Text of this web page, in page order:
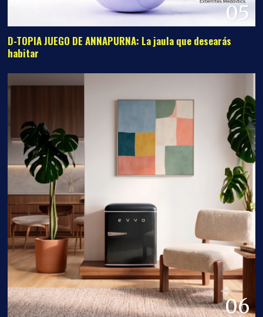
05
D-TOPIA JUEGO DE ANNAPURNA: La jaula que desearás
habitar
06